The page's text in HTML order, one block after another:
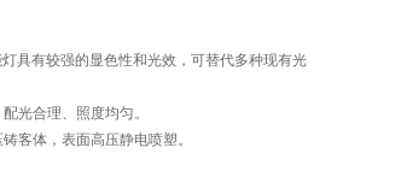
具有较强的显色性和光效，可替代多种现有光
光合理、照度均匀。
客体，表面高压静电喷塑。